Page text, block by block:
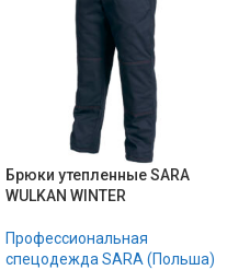
Брюки утепленные SARA
WULKAN WINTER
Профессиональная
спецодежда SARA (Польша)